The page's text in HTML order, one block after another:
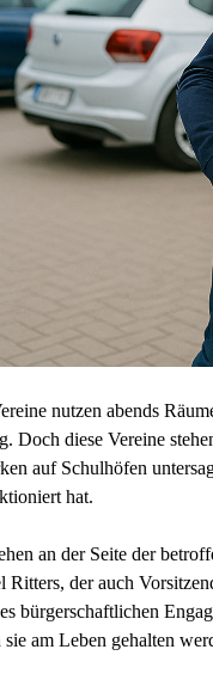
nutzen abends
Doch diese Vereine
auf Schulhöfen
hat.
an der Seite der
Ritters, der auch
bürgerschaftlichen
sie am Leben gehalten